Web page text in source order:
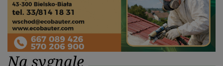
Na sygnale